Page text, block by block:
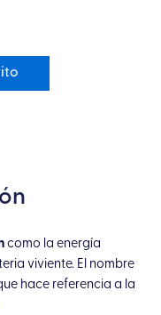
como la energía
viviente. El nombre
hace referencia a la